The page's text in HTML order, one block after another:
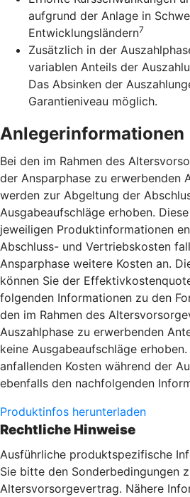
aufgrund der Anlage in
Entwicklungsländern7
Zusätzlich in der
variablen Anteils der
Das Absinken der
Garantieniveau möglich.
Anlegerinformationen
Bei den im Rahmen des
der Ansparphase zu erwerbenden
werden zur Abgeltung der
Ausgabeaufschläge erhoben.
jeweiligen Produktinformationen
Abschluss- und Vertriebskosten
Ansparphase weitere Kosten an.
können Sie der
folgenden Informationen zu den
den im Rahmen des
Auszahlphase zu erwerbenden
keine Ausgabeaufschläge
anfallenden Kosten während der
ebenfalls den nachfolgenden
Produktinfos herunterladen
Rechtliche Hinweise
Ausführliche produktspezifische
Sie bitte den Sonderbedingungen
Altersvorsorgevertrag. Nähere